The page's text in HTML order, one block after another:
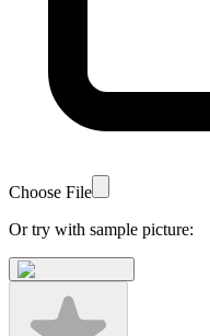
Choose File
Or try with sample picture: